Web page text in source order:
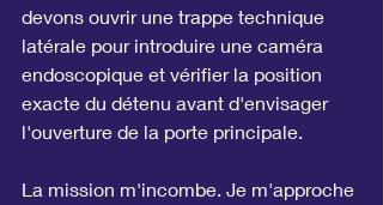
devons ouvrir une trappe technique
latérale pour introduire une caméra
endoscopique et vérifier la position
exacte du détenu avant d'envisager
l'ouverture de la porte principale.
La mission m'incombe. Je m'approche